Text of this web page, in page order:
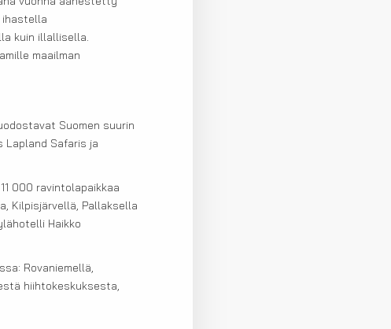
ihastella
kuin illallisella.
maailman
Suomen suurin
Lapland Safaris ja
000 ravintolapaikkaa
Kilpisjärvellä, Pallaksella
Haikko
Rovaniemellä,
hiihtokeskuksesta,